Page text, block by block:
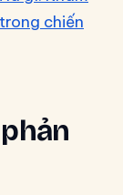
chiến